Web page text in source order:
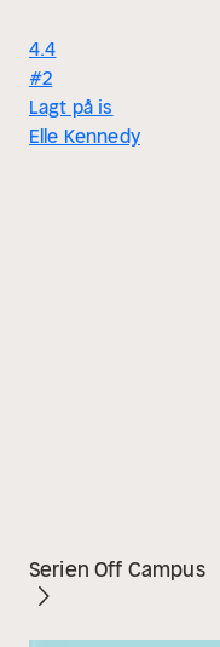
4.4
#2
Lagt på is
Elle Kennedy
Serien Off Campus